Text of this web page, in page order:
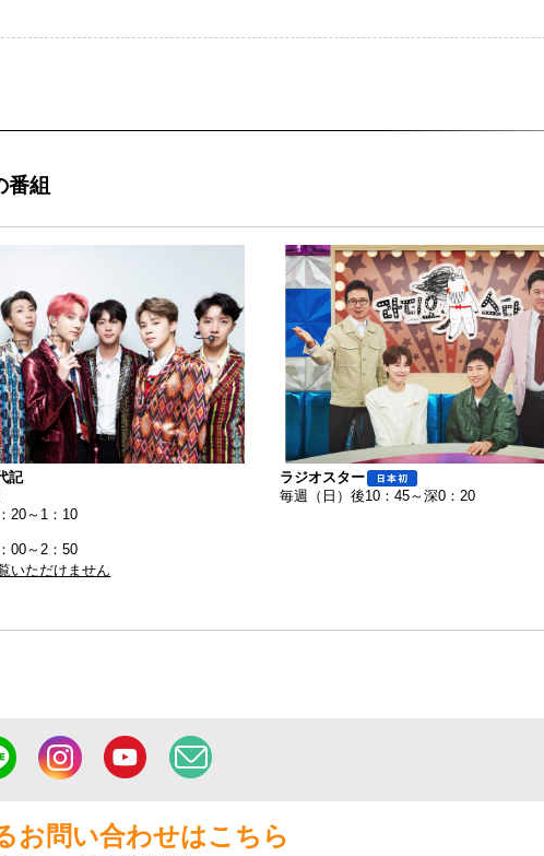
番組
記
20～1：10
00～2：50
いただけません
ラジオスター
毎週（日）後10：45～深0：20
お問い合わせはこちら